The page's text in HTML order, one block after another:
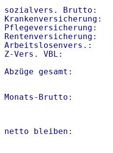
sozialvers. Brutto:
Pflegeversicherung:
Rentenversicherung:
Arbeitslosenvers.:
Z-Vers. VBL:
Abzüge gesamt:
Monats-
netto bleiben: